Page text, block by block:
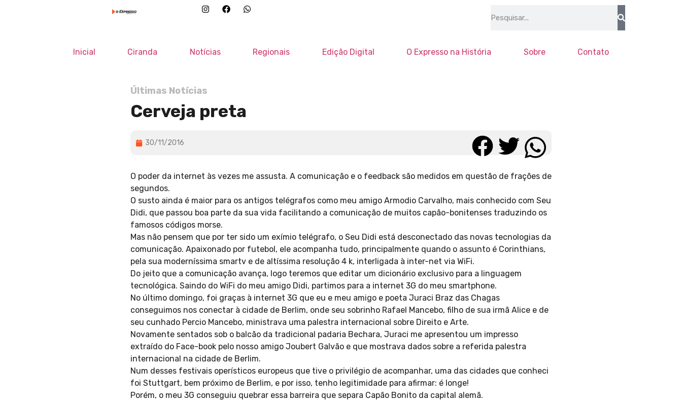
Inicial Ciranda Notícias Regionais Edição Digital O Expresso na História Sobre Contato
Últimas Notícias
Cerveja preta
30/11/2016
O poder da internet às vezes me assusta. A comunicação e o feedback são medidos em questão de frações de
segundos.
O susto ainda é maior para os antigos telégrafos como meu amigo Armodio Carvalho, mais conhecido com Seu
Didi, que passou boa parte da sua vida facilitando a comunicação de muitos capão-bonitenses traduzindo os
famosos códigos morse.
Mas não pensem que por ter sido um exímio telégrafo, o Seu Didi está desconectado das novas tecnologias da
comunicação. Apaixonado por futebol, ele acompanha tudo, principalmente quando o assunto é Corinthians,
pela sua moderníssima smartv e de altíssima resolução 4 k, interligada à inter-net via WiFi.
Do jeito que a comunicação avança, logo teremos que editar um dicionário exclusivo para a linguagem
tecnológica. Saindo do WiFi do meu amigo Didi, partimos para a internet 3G do meu smartphone.
No último domingo, foi graças à internet 3G que eu e meu amigo e poeta Juraci Braz das Chagas
conseguimos nos conectar à cidade de Berlim, onde seu sobrinho Rafael Mancebo, filho de sua irmã Alice e de
seu cunhado Percio Mancebo, ministrava uma palestra internacional sobre Direito e Arte.
Novamente sentados sob o balcão da tradicional padaria Bechara, Juraci me apresentou um impresso
extraído do Face-book pelo nosso amigo Joubert Galvão e que mostrava dados sobre a referida palestra
internacional na cidade de Berlim.
Num desses festivais operísticos europeus que tive o privilégio de acompanhar, uma das cidades que conheci
foi Stuttgart, bem próximo de Berlim, e por isso, tenho legitimidade para afirmar: é longe!
Porém, o meu 3G conseguiu quebrar essa barreira que separa Capão Bonito da capital alemã.